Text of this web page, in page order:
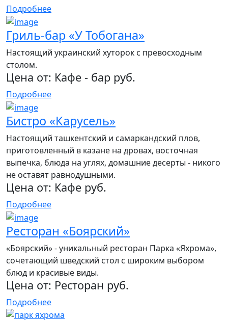
Подробнее
Гриль-бар «У Тобогана»
Настоящий украинский хуторок с превосходным
столом.
Цена от: Кафе - бар руб.
Подробнее
Бистро «Карусель»
Настоящий ташкентский и самаркандский плов,
приготовленный в казане на дровах, восточная
выпечка, блюда на углях, домашние десерты - никого
не оставят равнодушными.
Цена от: Кафе руб.
Подробнее
Ресторан «Боярский»
«Боярский» - уникальный ресторан Парка «Яхрома»,
сочетающий шведский стол с широким выбором
блюд и красивые виды.
Цена от: Ресторан руб.
Подробнее